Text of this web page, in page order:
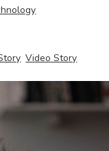
Video Story